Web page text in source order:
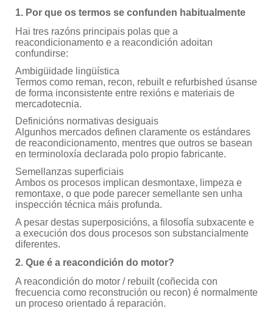
1. Por que os termos se confunden habitualmente
Hai tres razóns principais polas que a
reacondicionamento e a reacondición adoitan
confundirse:
Ambigüidade lingüística
Termos como reman, recon, rebuilt e refurbished úsanse
de forma inconsistente entre rexións e materiais de
mercadotecnia.
Definicións normativas desiguais
Algunhos mercados definen claramente os estándares
de reacondicionamento, mentres que outros se basean
en terminoloxía declarada polo propio fabricante.
Semellanzas superficiais
Ambos os procesos implican desmontaxe, limpeza e
remontaxe, o que pode parecer semellante sen unha
inspección técnica máis profunda.
A pesar destas superposicións, a filosofía subxacente e
a execución dos dous procesos son substancialmente
diferentes.
2. Que é a reacondición do motor?
A reacondición do motor / rebuilt (coñecida con
frecuencia como reconstrución ou recon) é normalmente
un proceso orientado á reparación.